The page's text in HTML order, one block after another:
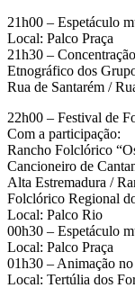
21h00 – Espetáculo
Local: Palco Praça
21h30 –
Etnográfico dos
Rua de Santarém /
22h00 – Festival de
Com a participação:
Rancho Folclórico
Cancioneiro de
Alta Estremadura /
Folclórico Regional
Local: Palco Rio
00h30 – Espetáculo
Local: Palco Praça
01h30 – Animação
Local: Tertúlia dos